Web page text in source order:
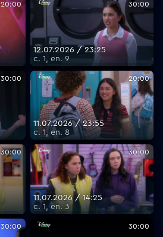
20:00 30:00
12.07.2026 / 23:25
с. 1, еп. 9
30:00 20:00
11.07.2026 / 23:55
с. 1, еп. 8
30:00 30:00
11.07.2026 / 14:25
с. 1, еп. 3
30:00 30:00